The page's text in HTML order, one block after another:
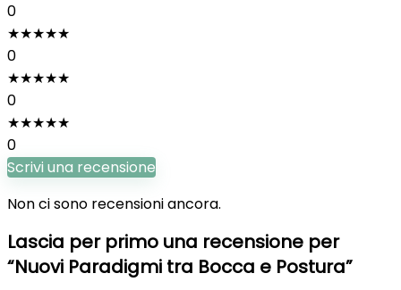
0
★★★★★
0
★★★★★
0
★★★★★
0
Scrivi una recensione
Non ci sono recensioni ancora.
Lascia per primo una recensione per
“Nuovi Paradigmi tra Bocca e Postura”